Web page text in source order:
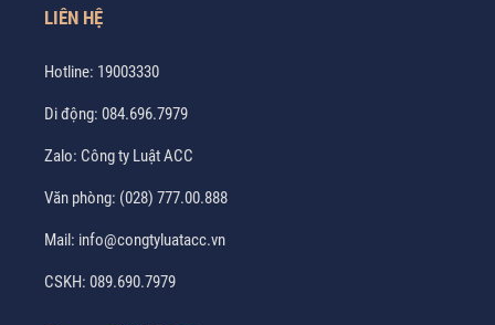
LIÊN HỆ
Hotline: 19003330
Di động: 084.696.7979
Zalo: Công ty Luật ACC
Văn phòng: (028) 777.00.888
Mail: info@congtyluatacc.vn
CSKH: 089.690.7979